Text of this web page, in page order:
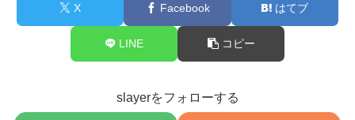
X Facebook はてブ
LINE コピー
slayerをフォローする